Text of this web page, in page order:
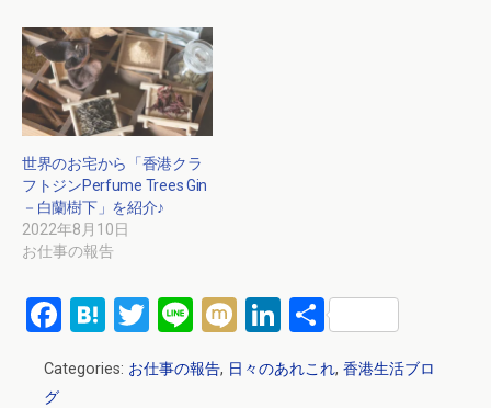
世界のお宅から「香港クラ
フトジンPerfume Trees Gin
－白蘭樹下」を紹介♪
2022年8月10日
お仕事の報告
F
ce
H
e
T
wi
tt
Li
n
e
M Li
ke
共
有
Categories: お仕事の報告, 日々のあれこれ, 香港生活ブロ
グ